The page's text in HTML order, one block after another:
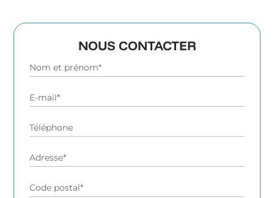
NOUS CONTACTER